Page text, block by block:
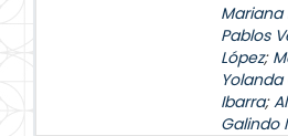
Mariana
Pablos
López;
Ibarra;
Galindo